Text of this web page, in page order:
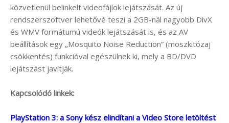
közvetlenül belinkelt videofájlok lejátszását. Az új
rendszerszoftver lehetővé teszi a 2GB-nál nagyobb DivX
és WMV formátumú videók lejátszását is, és az AV
beállítások egy „Mosquito Noise Reduction” (moszkitózaj
csökkentés) funkcióval egészülnek ki, mely a BD/DVD
lejátszást javítják.
Kapcsolódó linkek:
PlayStation 3: a Sony kész elindítani a Video Store letöltést